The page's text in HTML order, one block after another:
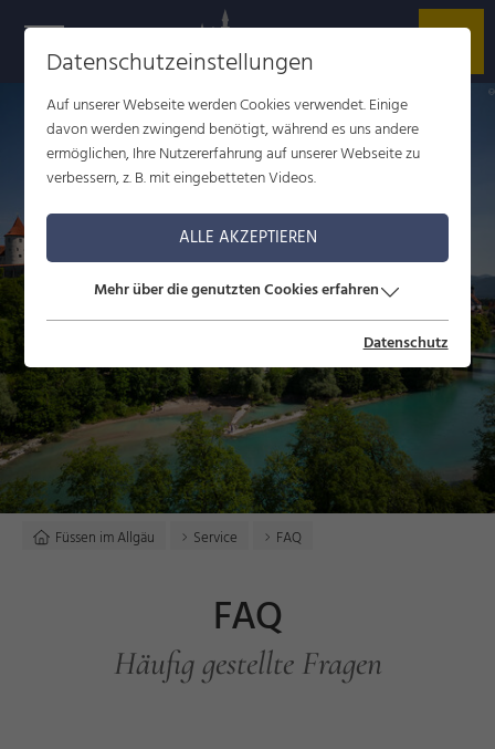
Füssen im Allgäu Service FAQ
FAQ
Häufig gestellte Fragen
Datenschutzeinstellungen
Auf unserer Webseite werden Cookies verwendet. Einige
davon werden zwingend benötigt, während es uns andere
ermöglichen, Ihre Nutzererfahrung auf unserer Webseite zu
verbessern, z. B. mit eingebetteten Videos.
ALLE AKZEPTIEREN
Mehr über die genutzten Cookies erfahren
Datenschutz